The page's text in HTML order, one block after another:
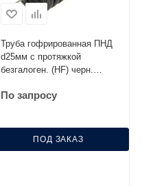
Труба гофрированная ПНД
d25мм с протяжкой
безгалоген. (HF) черн.
PR.022551
По запросу
ПОД ЗАКАЗ